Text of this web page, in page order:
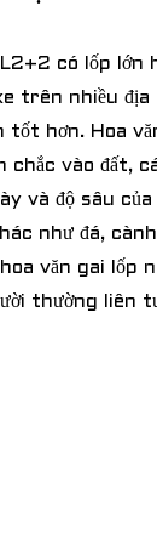
có lốp lớn
trên nhiều
tốt hơn. Hoa
chắc vào đất,
và độ sâu
như đá,
văn gai lốp
thường liên